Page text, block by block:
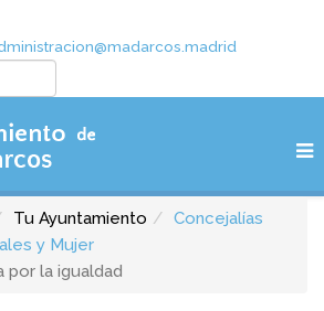
Tu Ayuntamiento
Concejalías
y Mujer
por la igualdad